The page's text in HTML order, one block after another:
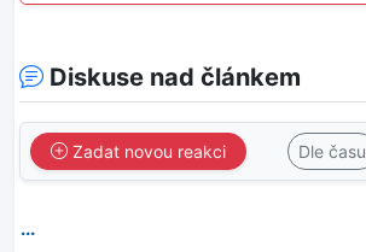
Diskuse nad článkem
Zadat novou reakci Dle času
...